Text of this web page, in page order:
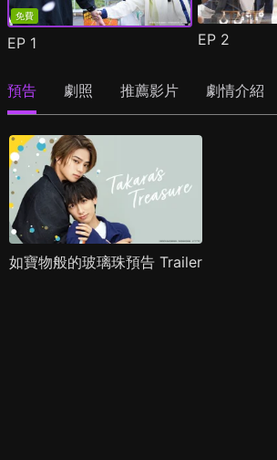
免費
EP 1 EP 2
預告 劇照 推薦影片 劇情介紹
如寶物般的玻璃珠預告 Trailer